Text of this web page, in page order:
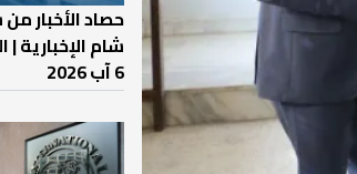
حصاد الأخبار
شام الإخبارية
6 آب 2026